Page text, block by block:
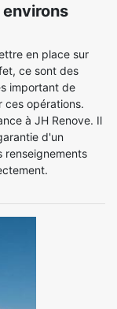
en place sur
ce sont des
important de
ces opérations.
à JH Renove. Il
d'un
renseignements